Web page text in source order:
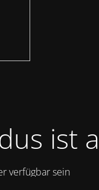
ist
verfügbar sein